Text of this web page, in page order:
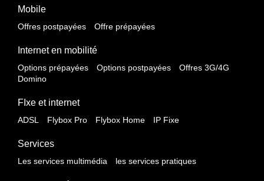
Mobile
Offres postpayées Offre prépayées
Internet en mobilité
Options prépayées Options postpayées
Offres 3G/4G
Domino
FIxe et internet
ADSL Flybox Pro Flybox Home IP Fixe
Services
Les services multimédia les services pratiques